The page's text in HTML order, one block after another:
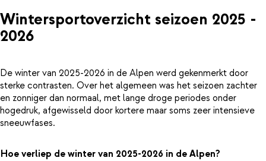
Wintersportoverzicht seizoen 2025 -
2026
De winter van 2025-2026 in de Alpen werd gekenmerkt door
sterke contrasten. Over het algemeen was het seizoen zachter
en zonniger dan normaal, met lange droge periodes onder
hogedruk, afgewisseld door kortere maar soms zeer intensieve
sneeuwfases.
Hoe verliep de winter van 2025-2026 in de Alpen?